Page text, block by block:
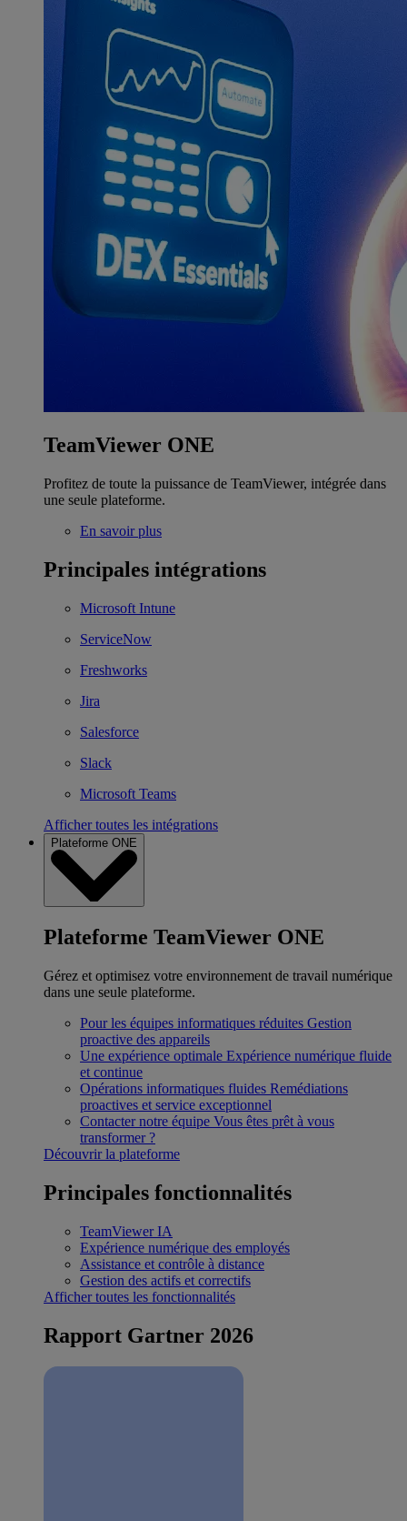
TeamViewer ONE
Profitez de toute la puissance de TeamViewer, intégrée dans
une seule plateforme.
En savoir plus
Principales intégrations
Microsoft Intune
ServiceNow
Freshworks
Jira
Salesforce
Slack
Microsoft Teams
Afficher toutes les intégrations
Plateforme ONE
Plateforme TeamViewer ONE
Gérez et optimisez votre environnement de travail numérique
dans une seule plateforme.
Pour les équipes informatiques réduites Gestion
proactive des appareils
Une expérience optimale Expérience numérique fluide
et continue
Opérations informatiques fluides Remédiations
proactives et service exceptionnel
Contacter notre équipe Vous êtes prêt à vous
transformer ?
Découvrir la plateforme
Principales fonctionnalités
TeamViewer IA
Expérience numérique des employés
Assistance et contrôle à distance
Gestion des actifs et correctifs
Afficher toutes les fonctionnalités
Rapport Gartner 2026